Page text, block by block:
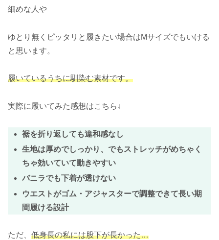
細めな人や
ゆとり無くピッタリと履きたい場合はMサイズでもいける
と思います。
履いているうちに馴染む素材です。
実際に履いてみた感想はこちら↓
裾を折り返しても違和感なし
生地は厚めでしっかり、でもストレッチがめちゃく
ちゃ効いていて動きやすい
バニラでも下着が透けない
ウエストがゴム・アジャスターで調整できて長い期
間履ける設計
ただ、 低身長の私には股下が長かった…